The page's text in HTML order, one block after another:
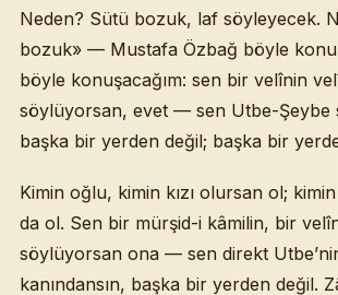
Neden? Sütü bozuk, laf söyleyecek.
bozuk» — Mustafa Özbağ böyle
böyle konuşacağım: sen bir velînin
söylüyorsan, evet — sen Utbe-Şeybe
başka bir yerden değil; başka bir
Kimin oğlu, kimin kızı olursan ol;
da ol. Sen bir mürşid-i kâmilin, bir
söylüyorsan ona — sen direkt
kanındansın, başka bir yerden değil.